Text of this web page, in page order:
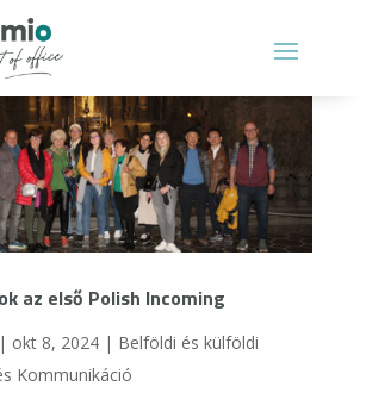
az első Polish Incoming
| okt 8, 2024| Belföldi és külföldi
Kommunikáció